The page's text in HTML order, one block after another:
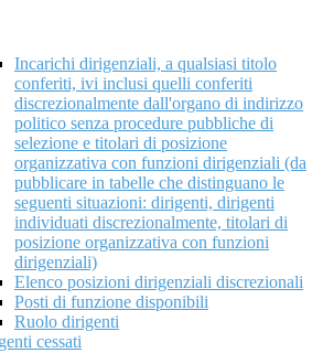
Incarichi dirigenziali, a qualsiasi titolo
conferiti, ivi inclusi quelli conferiti
discrezionalmente dall'organo di indirizzo
politico senza procedure pubbliche di
selezione e titolari di posizione
organizzativa con funzioni dirigenziali (da
pubblicare in tabelle che distinguano le
seguenti situazioni: dirigenti, dirigenti
individuati discrezionalmente, titolari di
posizione organizzativa con funzioni
dirigenziali)
Elenco posizioni dirigenziali discrezionali
Posti di funzione disponibili
Ruolo dirigenti
cessati